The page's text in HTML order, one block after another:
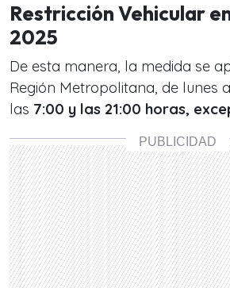
Restricción Vehicular
2025
De esta manera, la medida se
Región Metropolitana, de lunes
las 7:00 y las 21:00 horas,